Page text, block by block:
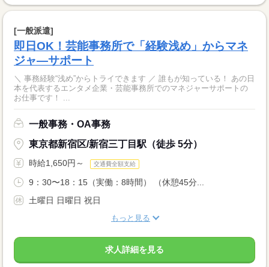
[一般派遣]
即日OK！芸能事務所で「経験浅め」からマネ
ジャ―サポート
＼ 事務経験“浅め”からトライできます ／ 誰もが知っている！ あの日
本を代表するエンタメ企業・芸能事務所でのマネジャーサポートの
お仕事です！ ...
一般事務・OA事務
東京都新宿区/新宿三丁目駅（徒歩 5分）
時給1,650円～ 交通費全額支給
9：30〜18：15（実働：8時間） （休憩45分...
土曜日 日曜日 祝日
もっと見る
求人詳細を見る